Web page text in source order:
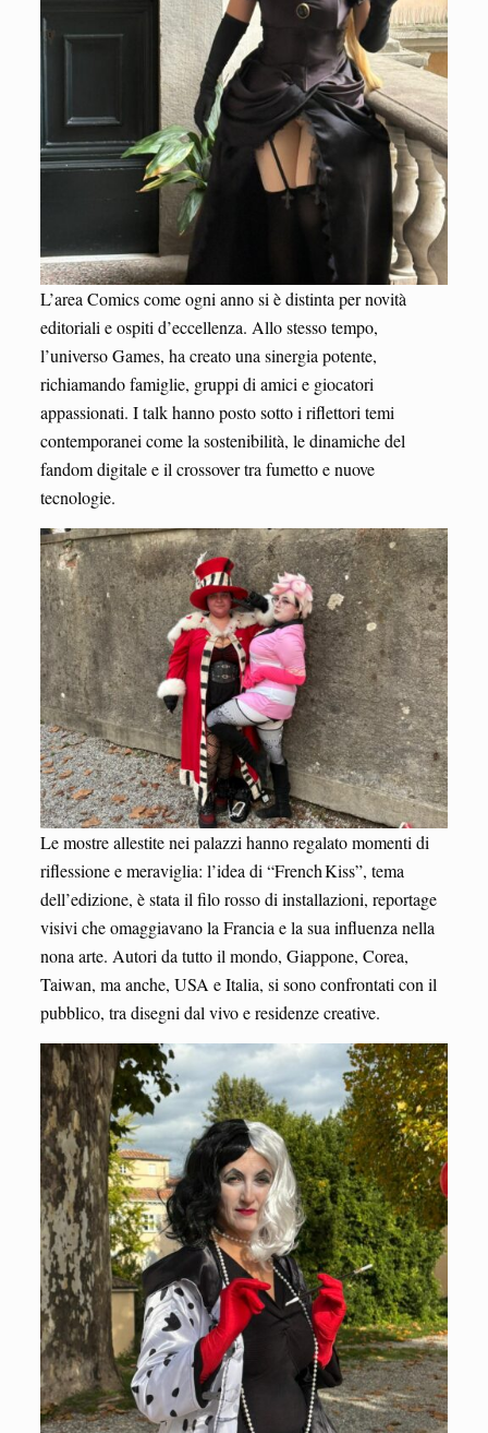
L’area Comics come ogni anno si è distinta per novità
editoriali e ospiti d’eccellenza. Allo stesso tempo,
l’universo Games, ha creato una sinergia potente,
richiamando famiglie, gruppi di amici e giocatori
appassionati. I talk hanno posto sotto i riflettori temi
contemporanei come la sostenibilità, le dinamiche del
fandom digitale e il crossover tra fumetto e nuove
tecnologie.
Le mostre allestite nei palazzi hanno regalato momenti di
riflessione e meraviglia: l’idea di “French Kiss”, tema
dell’edizione, è stata il filo rosso di installazioni, reportage
visivi che omaggiavano la Francia e la sua influenza nella
nona arte. Autori da tutto il mondo, Giappone, Corea,
Taiwan, ma anche, USA e Italia, si sono confrontati con il
pubblico, tra disegni dal vivo e residenze creative.